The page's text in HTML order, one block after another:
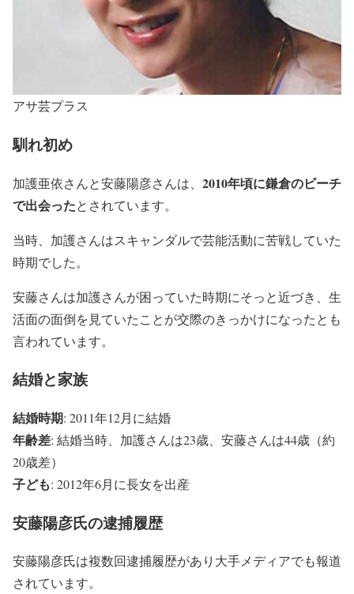
アサ芸プラス
馴れ初め
加護亜依さんと安藤陽彦さんは、 2010年頃に鎌倉のビーチ
で出会ったとされています。
当時、加護さんはスキャンダルで芸能活動に苦戦していた
時期でした。
安藤さんは加護さんが困っていた時期にそっと近づき、生
活面の面倒を見ていたことが交際のきっかけになったとも
言われています。
結婚と家族
結婚時期: 2011年12月に結婚
年齢差: 結婚当時、加護さんは23歳、安藤さんは44歳（約
20歳差）
子ども: 2012年6月に長女を出産
安藤陽彦氏の逮捕履歴
安藤陽彦氏は複数回逮捕履歴があり大手メディアでも報道
されています。